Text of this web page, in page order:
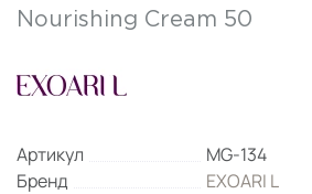
Nourishing Cream 50
Артикул
MG-134
Бренд
EXOARI L